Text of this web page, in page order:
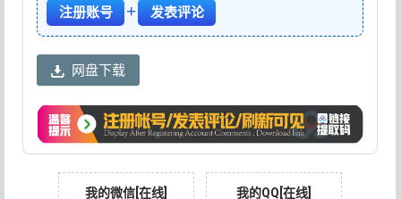
注册账号 + 发表评论
网盘下载
我的微信[在线]
我的QQ[在线]